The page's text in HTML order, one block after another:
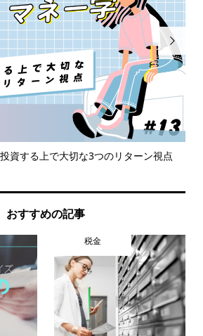
資する上で大切な3つのリターン視点

おすすめの記事
税金